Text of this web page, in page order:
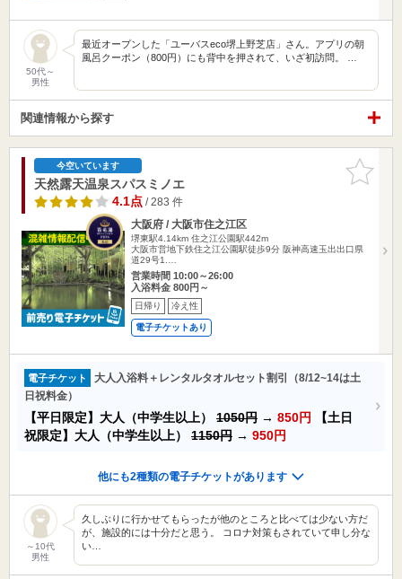
50代～
男性
最近オープンした「ユーバスeco堺上野芝店」さん。アプリの朝
風呂クーポン（800円）にも背中を押されて、いざ初訪問。 …
関連情報から探す
お気に入
りに追加
今空いています
天然露天温泉スパスミノエ
4.1点/ 283 件
大阪府 / 大阪市住之江区
堺東駅4.14km 住之江公園駅442m
大阪市営地下鉄住之江公園駅徒歩9分 阪神高速玉出出口県
道29号1.…
営業時間 10:00～26:00
入浴料金 800円～
日帰り 冷え性
電子チケットあり
電子チケット
大人入浴料＋レンタルタオルセット割引（8/12~14は土
日祝料金）
【平日限定】大人（中学生以上） 1050円 → 850円
【土日
祝限定】大人（中学生以上） 1150円 → 950円
他にも2種類の電子チケットがあります
～10代
男性
久しぶりに行かせてもらったが他のところと比べては少ない方だ
が、施設的には十分だと思う。 コロナ対策もされていて申し分な
い…